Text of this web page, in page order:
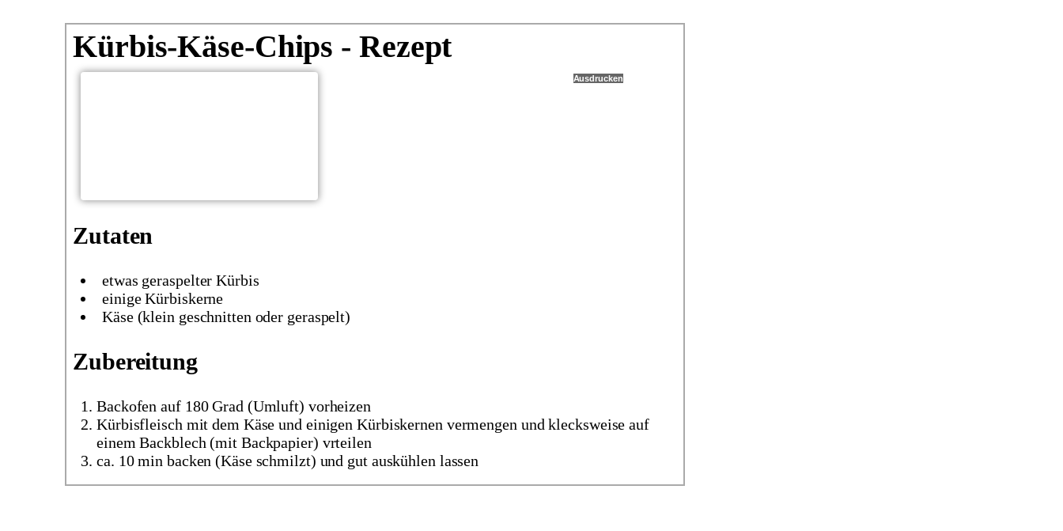
Kürbis-Käse-Chips - Rezept
Ausdrucken
Zutaten
etwas geraspelter Kürbis
einige Kürbiskerne
Käse (klein geschnitten oder geraspelt)
Zubereitung
Backofen auf 180 Grad (Umluft) vorheizen
Kürbisfleisch mit dem Käse und einigen Kürbiskernen vermengen und klecksweise auf
einem Backblech (mit Backpapier) vrteilen
ca. 10 min backen (Käse schmilzt) und gut auskühlen lassen